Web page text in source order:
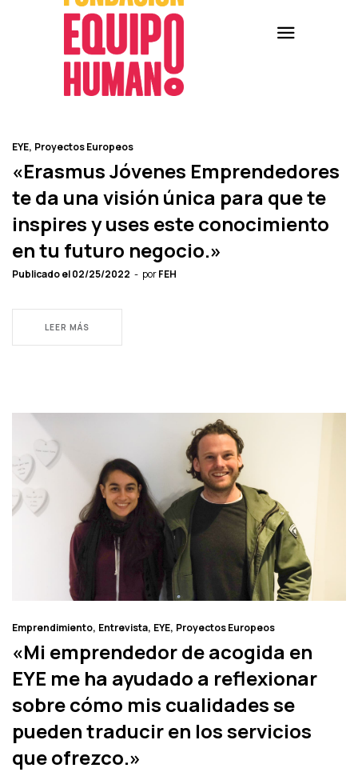
EYE Proyectos Europeos
«Erasmus Jóvenes Emprendedores
te da una visión única para que te
inspires y uses este conocimiento
en tu futuro negocio.»
Publicado el02/25/2022 porFEH
LEER MÁS
Emprendimiento Entrevista EYE Proyectos Europeos
«Mi emprendedor de acogida en
EYE me ha ayudado a reflexionar
sobre cómo mis cualidades se
pueden traducir en los servicios
que ofrezco.»